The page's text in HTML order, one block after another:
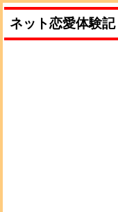
ネット恋愛体験